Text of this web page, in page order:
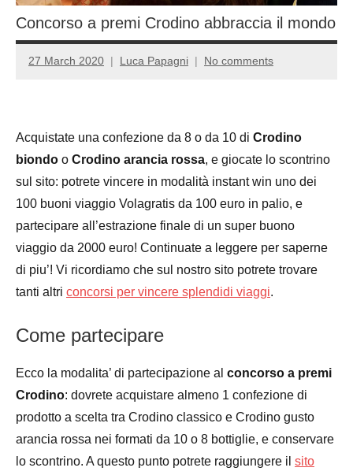
Concorso a premi Crodino abbraccia il mondo
27 March 2020 Luca Papagni No comments
Acquistate una confezione da 8 o da 10 di Crodino
biondo o Crodino arancia rossa, e giocate lo scontrino
sul sito: potrete vincere in modalità instant win uno dei
100 buoni viaggio Volagratis da 100 euro in palio, e
partecipare all’estrazione finale di un super buono
viaggio da 2000 euro! Continuate a leggere per saperne
di piu’! Vi ricordiamo che sul nostro sito potrete trovare
tanti altri concorsi per vincere splendidi viaggi.
Come partecipare
Ecco la modalita’ di partecipazione al concorso a premi
Crodino: dovrete acquistare almeno 1 confezione di
prodotto a scelta tra Crodino classico e Crodino gusto
arancia rossa nei formati da 10 o 8 bottiglie, e conservare
lo scontrino. A questo punto potrete raggiungere il sito